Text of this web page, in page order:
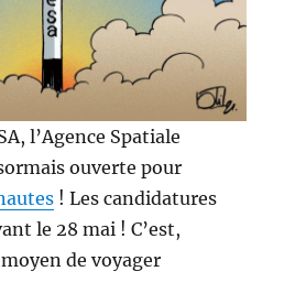
l’Agence Spatiale
ouverte pour
! Les candidatures
le 28 mai ! C’est,
de voyager